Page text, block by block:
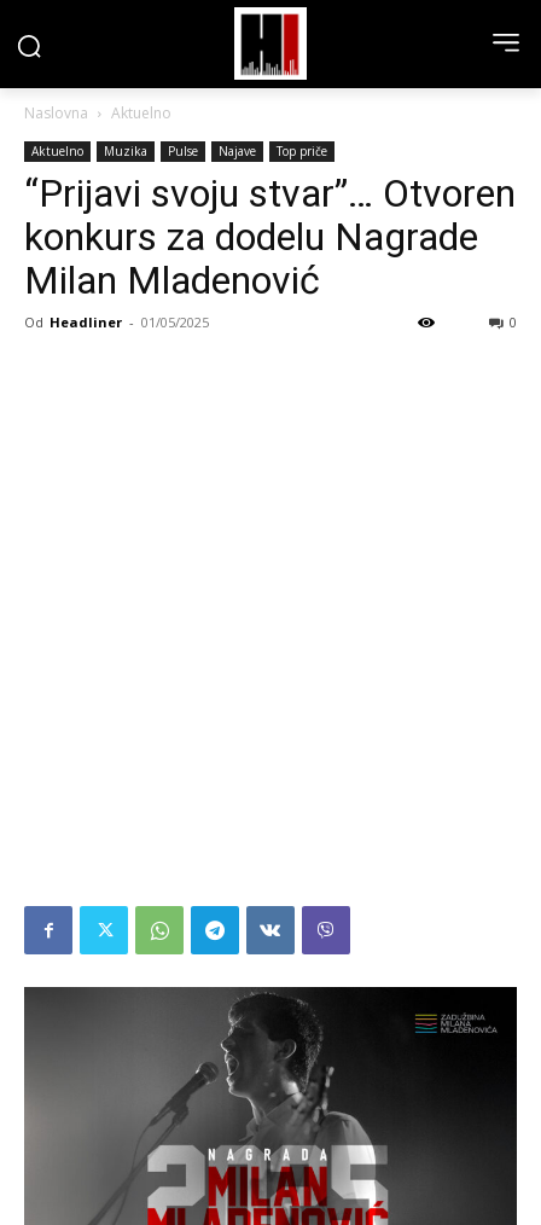
Naslovna Aktuelno
Aktuelno Muzika Pulse Najave Top priče
“Prijavi svoju stvar”… Otvoren
konkurs za dodelu Nagrade
Milan Mladenović
Od Headliner - 01/05/2025 0